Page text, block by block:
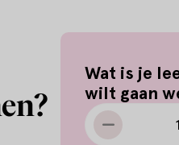
Wat is je
wilt gaan
Leeftijd